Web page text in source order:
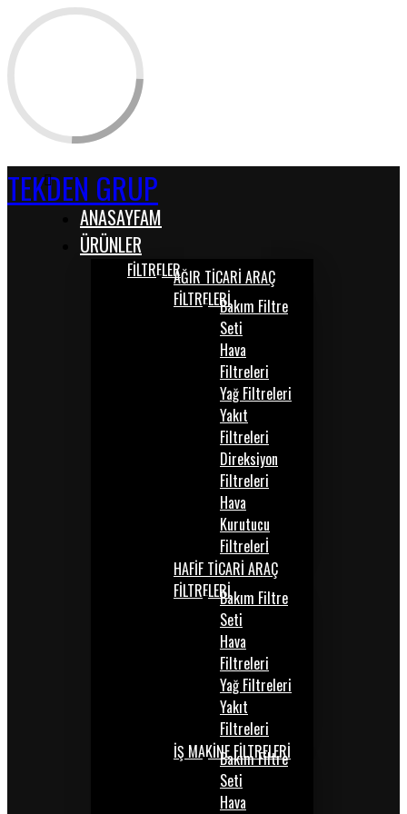
TEKDEN GRUP
ANASAYFAM
ÜRÜNLER
FİLTRELERAĞIR TİCARİ ARAÇ
FİLTRELERİBakım Filtre
Seti
Hava
Filtreleri
Yağ Filtreleri
Yakıt
Filtreleri
Direksiyon
Filtreleri
Hava
Kurutucu
Filtrelerİ
HAFİF TİCARİ ARAÇ
FİLTRELERİBakım Filtre
Seti
Hava
Filtreleri
Yağ Filtreleri
Yakıt
Filtreleri
İŞ MAKİNE FİLTRELERİ
Bakım Filtre
Seti
Hava